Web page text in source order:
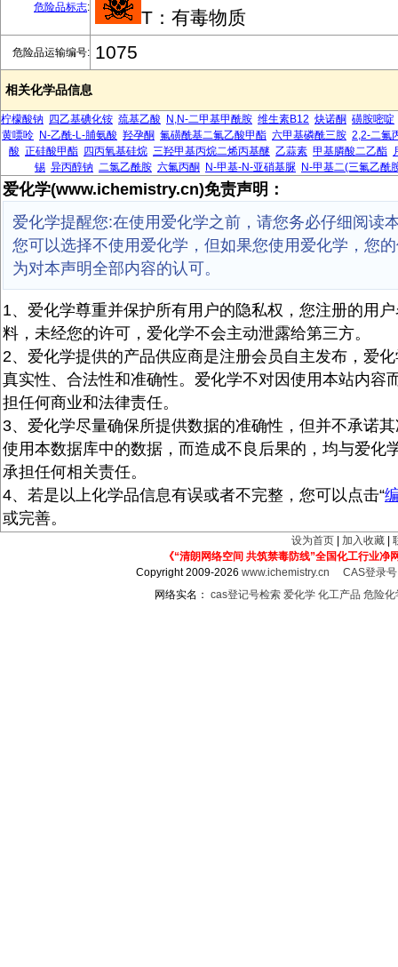
危险品标志: T：有毒物质
危险品运输编号: 1075
相关化学品信息
柠檬酸钠 四乙基碘化铵 巯基乙酸 N,N-二甲基甲酰胺 维生素B12 炔诺酮 磺胺嘧啶
黄嘌呤 N-乙酰-L-脯氨酸 羟孕酮 氟磺酰基二氟乙酸甲酯 六甲基磷酰三胺 2,2-二氟
酸 正硅酸甲酯 四丙氧基硅烷 三羟甲基丙烷二烯丙基醚 乙蒜素 甲基膦酸二乙酯
锡 异丙醇钠 二氯乙酰胺 六氟丙酮 N-甲基-N-亚硝基脲 N-甲基二(三氟乙酰
爱化学(www.ichemistry.cn)免责声明：
爱化学提醒您:在使用爱化学之前，请您务必仔细阅读
您可以选择不使用爱化学，但如果您使用爱化学，您
为对本声明全部内容的认可。
1、爱化学尊重并保护所有用户的隐私权，您注册的用
料，未经您的许可，爱化学不会主动泄露给第三方。
2、爱化学提供的产品供应商是注册会员自主发布，爱
真实性、合法性和准确性。爱化学不对因使用本站内容
担任何商业和法律责任。
3、爱化学尽量确保所提供数据的准确性，但并不承诺
使用本数据库中的数据，而造成不良后果的，均与爱化
承担任何相关责任。
4、若是以上化学品信息有误或者不完整，您可以点击“
或完善。
设为首页 加入收藏
《“清朗网络空间 共筑禁毒防线”全国化工行业净
Copyright 2009-2026www.ichemistry.cn
CAS登录
网络实名： cas登记号检索 爱化学 化工产品 危险化